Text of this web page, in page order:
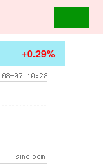
+0.29%